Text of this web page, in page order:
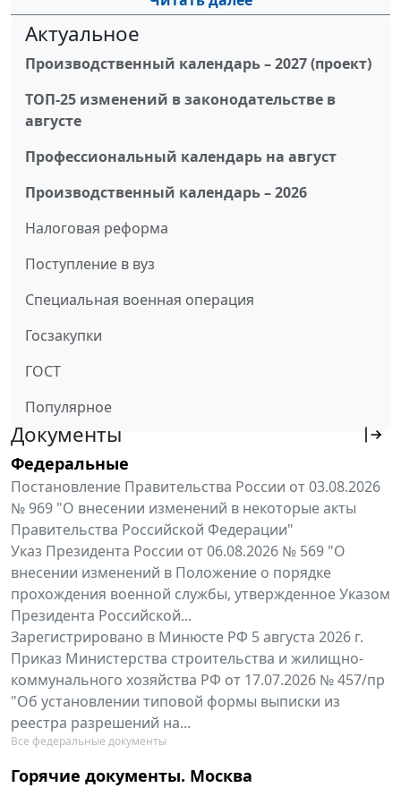
Актуальное
Производственный календарь – 2027 (проект)
ТОП-25 изменений в законодательстве в
августе
Профессиональный календарь на август
Производственный календарь – 2026
Налоговая реформа
Поступление в вуз
Специальная военная операция
Госзакупки
ГОСТ
Популярное
Документы
Федеральные
Постановление Правительства России от 03.08.2026
№ 969 "О внесении изменений в некоторые акты
Правительства Российской Федерации"
Указ Президента России от 06.08.2026 № 569 "О
внесении изменений в Положение о порядке
прохождения военной службы, утвержденное Указом
Президента Российской...
Зарегистрировано в Минюсте РФ 5 августа 2026 г.
Приказ Министерства строительства и жилищно-
коммунального хозяйства РФ от 17.07.2026 № 457/пр
"Об установлении типовой формы выписки из
реестра разрешений на...
Все федеральные документы
Горячие документы. Москва